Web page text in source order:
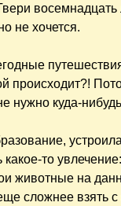
восемнадцать
не хочется.
происходит?!
нужно куда-
какое-то
животные на
сложнее взять с